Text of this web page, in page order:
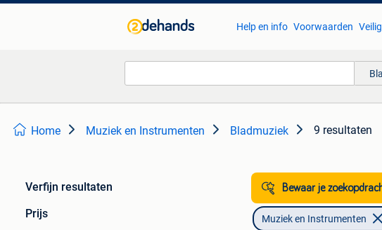
Help en info Voorwaarden
Home Muziek en Instrumenten Bladmuziek 9 resultaten
Verfijn resultaten
Prijs
Bewaar je
Muziek en Instrumenten